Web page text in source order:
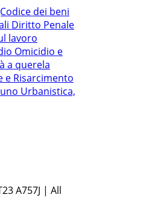
dei beni
Diritto Penale
lavoro
Omicidio e
a querela
e Risarcimento
Urbanistica,
A757J | All